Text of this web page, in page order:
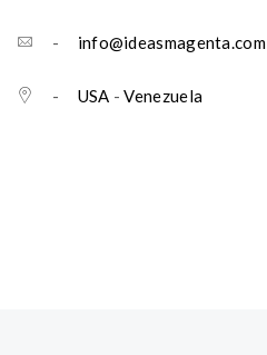
- info@ideasmagenta.com
- USA -Venezuela